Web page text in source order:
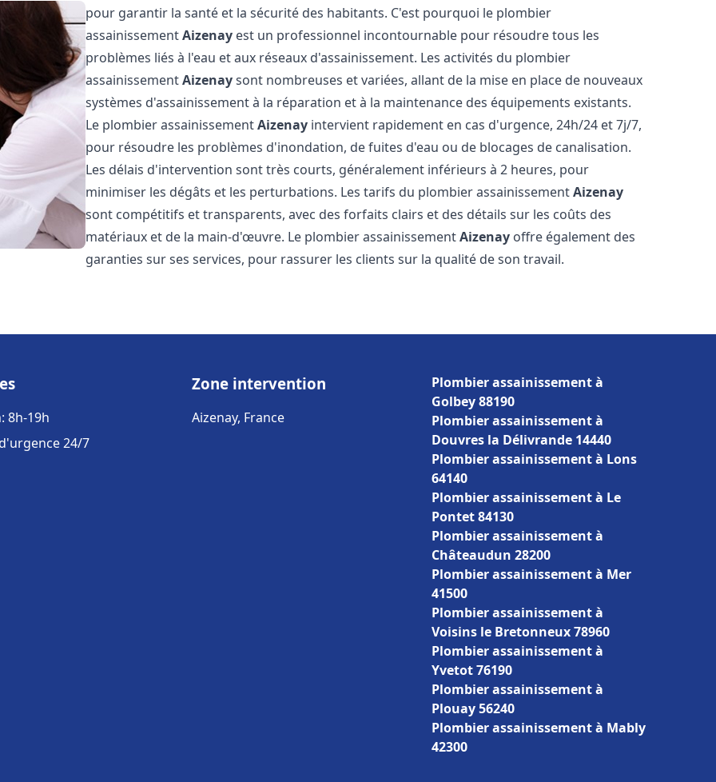
pour garantir la santé et la sécurité des habitants. C'est pourquoi le plombier
assainissementAizenay est un professionnel incontournable pour résoudre tous les
problèmes liés à l'eau et aux réseaux d'assainissement. Les activités du plombier
assainissementAizenaysont nombreuses et variées, allant de la mise en place de nouveaux
systèmes d'assainissement à la réparation et à la maintenance des équipements existants.
Le plombier assainissementAizenay intervient rapidement en cas d'urgence, 24h/24 et 7j/7,
pour résoudre les problèmes d'inondation, de fuites d'eau ou de blocages de canalisation.
Les délais d'intervention sont très courts, généralement inférieurs à 2 heures, pour
minimiser les dégâts et les perturbations. Les tarifs du plombier assainissementAizenay
sont compétitifs et transparents, avec des forfaits clairs et des détails sur les coûts des
matériaux et de la main-d'œuvre. Le plombier assainissementAizenay offre également des
garanties sur ses services, pour rassurer les clients sur la qualité de son travail.
8h-19h
24/7
Zone intervention
Aizenay, France
Plombier assainissement à
Golbey 88190
Plombier assainissement à
Douvres la Délivrande 14440
Plombier assainissement à Lons
64140
Plombier assainissement à Le
Pontet 84130
Plombier assainissement à
Châteaudun 28200
Plombier assainissement à Mer
41500
Plombier assainissement à
Voisins le Bretonneux 78960
Plombier assainissement à
Yvetot 76190
Plombier assainissement à
Plouay 56240
Plombier assainissement à Mably
42300